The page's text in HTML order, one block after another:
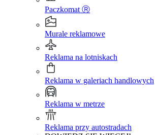
Paczkomat Ⓡ
Murale reklamowe
Reklama na lotniskach
Reklama w galeriach handlowych
Reklama w metrze
Reklama przy autostradach